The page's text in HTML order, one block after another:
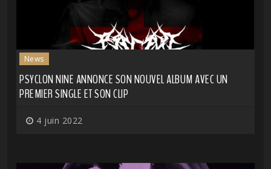
News
PSYCLON NINE ANNONCE SON NOUVEL ALBUM AVEC UN
PREMIER SINGLE ET SON CLIP
4 juin 2022